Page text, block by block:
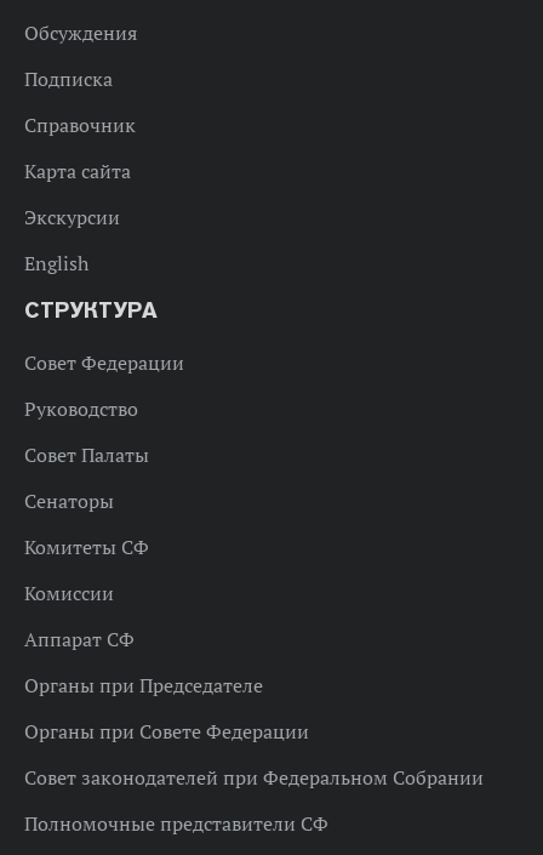
Обсуждения
Подписка
Справочник
Карта сайта
Экскурсии
English
СТРУКТУРА
Совет Федерации
Руководство
Совет Палаты
Сенаторы
Комитеты СФ
Комиссии
Аппарат СФ
Органы при Председателе
Органы при Совете Федерации
Совет законодателей при Федеральном Собрании
Полномочные представители СФ